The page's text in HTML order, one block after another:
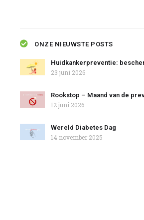
ONZE NIEUWSTE POSTS
Huidkankerpreventie:
23 juni 2026
Rookstop – Maand van de
12 juni 2026
Wereld Diabetes Dag
14 november 2025